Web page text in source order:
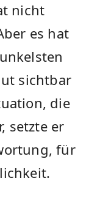
nicht
es hat
sichtbar
die
setzte er
für